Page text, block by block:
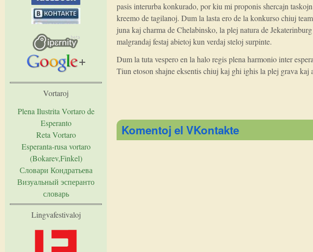
pasis interurba konkurado, por kiu mi proponis shercajn
kreemo de tagilanoj. Dum la lasta ero de la konkurso chiuj
juna kaj charma de Chelabinsko, la plej natura de
malgrandaj festaj abietoj kun verdaj steloj surpinte.
Dum la tuta vespero en la halo regis plena harmonio inter
Tiun etoson shajne eksentis chiuj kaj ghi ighis la plej grava kaj
Komentoj el VKontakte
Vortaroj
Plena Ilustrita Vortaro de
Esperanto
Reta Vortaro
Esperanta-rusa vortaro
(Bokarev,Finkel)
Словари Кондратьева
Визуальный эсперанто
словарь
Lingvafestivaloj